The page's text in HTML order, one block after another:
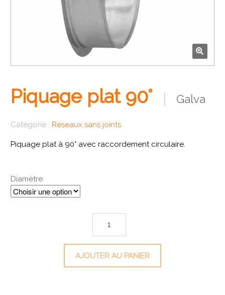
🔍
Piquage plat 90° Galva
Catégorie : Réseaux sans joints
Piquage plat à 90° avec raccordement circulaire.
Diamètre
AJOUTER AU PANIER